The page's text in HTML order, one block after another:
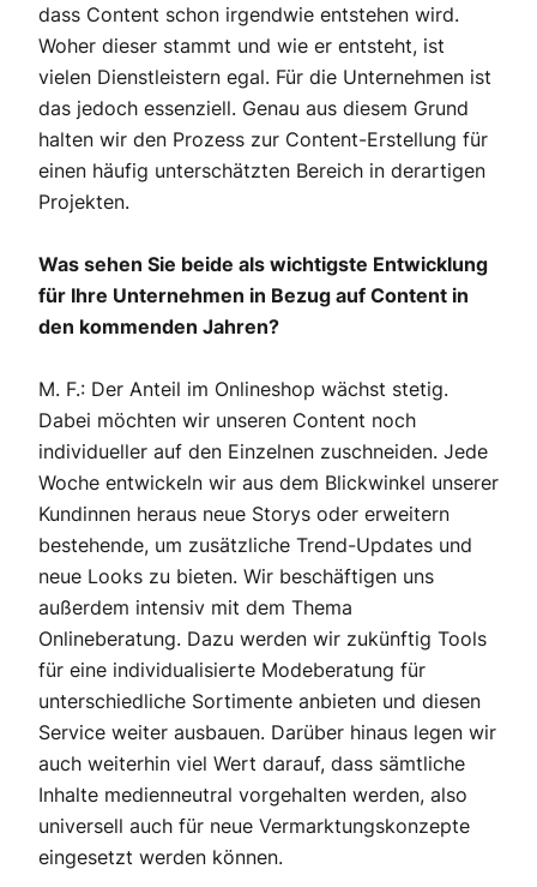
dass Content schon irgendwie entstehen wird.
Woher dieser stammt und wie er entsteht, ist
vielen Dienstleistern egal. Für die Unternehmen ist
das jedoch essenziell. Genau aus diesem Grund
halten wir den Prozess zur Content-Erstellung für
einen häufig unterschätzten Bereich in derartigen
Projekten.
Was sehen Sie beide als wichtigste Entwicklung
für Ihre Unternehmen in Bezug auf Content in
den kommenden Jahren?
M. F.: Der Anteil im Onlineshop wächst stetig.
Dabei möchten wir unseren Content noch
individueller auf den Einzelnen zuschneiden. Jede
Woche entwickeln wir aus dem Blickwinkel unserer
Kundinnen heraus neue Storys oder erweitern
bestehende, um zusätzliche Trend-Updates und
neue Looks zu bieten. Wir beschäftigen uns
außerdem intensiv mit dem Thema
Onlineberatung. Dazu werden wir zukünftig Tools
für eine individualisierte Modeberatung für
unterschiedliche Sortimente anbieten und diesen
Service weiter ausbauen. Darüber hinaus legen wir
auch weiterhin viel Wert darauf, dass sämtliche
Inhalte medienneutral vorgehalten werden, also
universell auch für neue Vermarktungskonzepte
eingesetzt werden können.